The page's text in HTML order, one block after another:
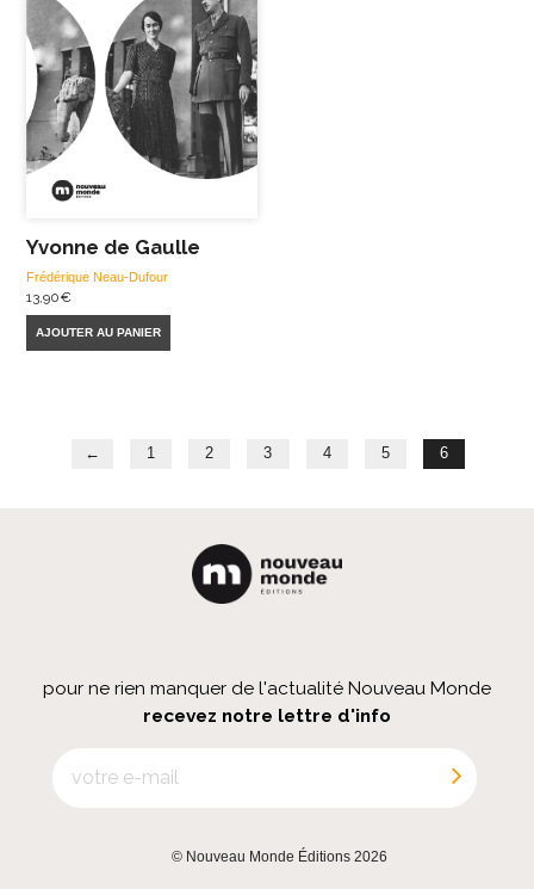
Yvonne de Gaulle
Frédérique Neau-Dufour
13,90€
AJOUTER AU PANIER
← 1 2 3 4 5 6
pour ne rien manquer de l'actualité Nouveau Monde
recevez notre lettre d'info
© Nouveau Monde Éditions 2026